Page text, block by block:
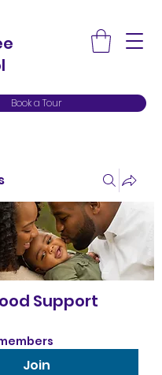
Book a Tour
Support
Join